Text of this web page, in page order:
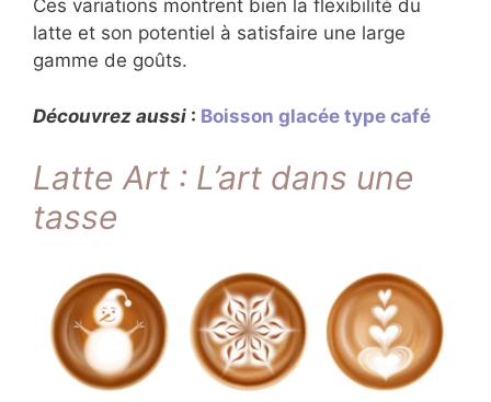
Ces variations montrent bien la flexibilité du
latte et son potentiel à satisfaire une large
gamme de goûts.
Découvrez aussi : Boisson glacée type café
Latte Art : L’art dans une
tasse